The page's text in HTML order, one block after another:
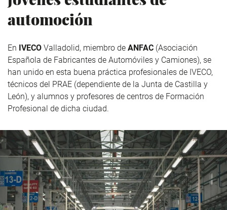
automoción
En IVECO Valladolid, miembro de ANFAC (Asociación
Española de Fabricantes de Automóviles y Camiones), se
han unido en esta buena práctica profesionales de IVECO,
técnicos del PRAE (dependiente de la Junta de Castilla y
León), y alumnos y profesores de centros de Formación
Profesional de dicha ciudad.